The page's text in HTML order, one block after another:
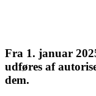
Fra 1. januar
udføres af
dem.